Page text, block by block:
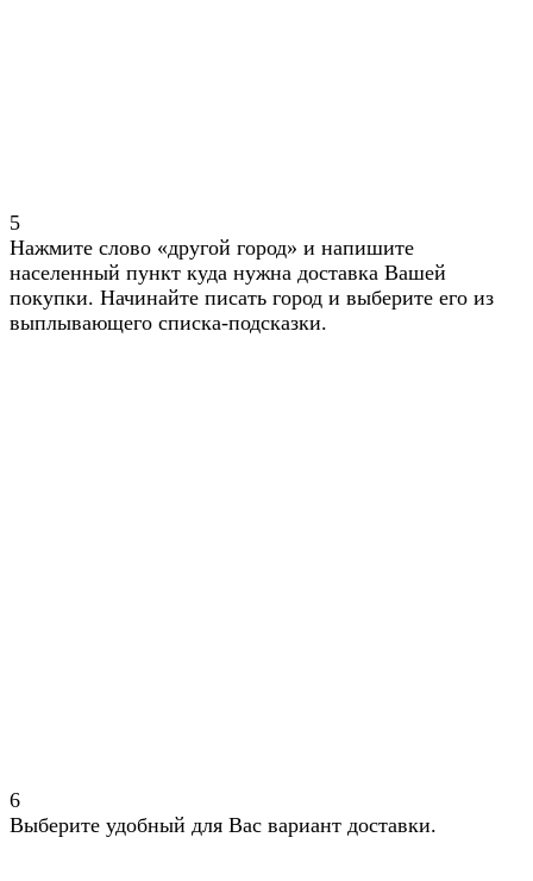
5
Нажмите слово «другой город» и напишите
населенный пункт куда нужна доставка Вашей
покупки. Начинайте писать город и выберите его из
выплывающего списка-подсказки.
6
Выберите удобный для Вас вариант доставки.